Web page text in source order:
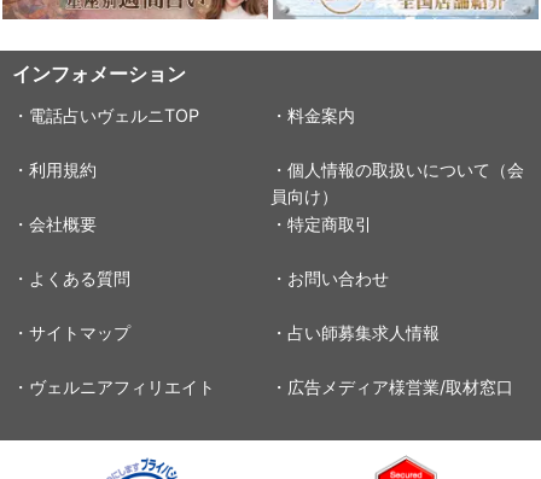
インフォメーション
・電話占いヴェルニTOP ・料金案内
・利用規約
・個人情報の取扱いについて（会
員向け）
・会社概要
・特定商取引
・よくある質問 ・お問い合わせ
・サイトマップ ・占い師募集求人情報
・ヴェルニアフィリエイト ・広告メディア様営業/取材窓口